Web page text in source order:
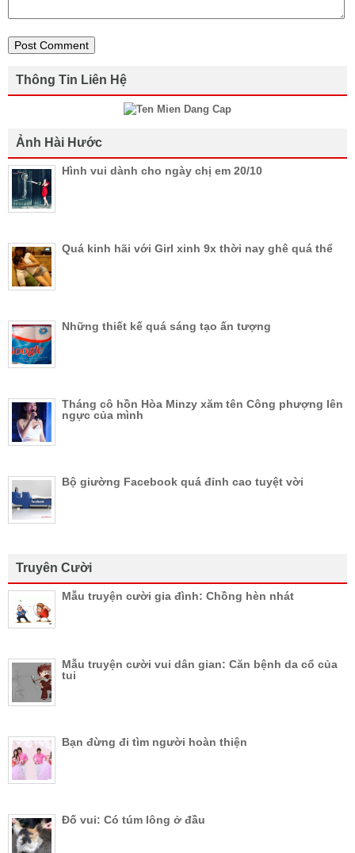
Thông Tin Liên Hệ
Ảnh Hài Hước
Hình vui dành cho ngày chị em 20/10
Quá kinh hãi với Girl xinh 9x thời nay ghê quá thể
Những thiết kế quá sáng tạo ấn tượng
Tháng cô hồn Hòa Minzy xăm tên Công phượng lên
ngực của mình
Bộ giường Facebook quá đỉnh cao tuyệt vời
Truyên Cười
Mẫu truyện cười gia đình: Chồng hèn nhát
Mẫu truyện cười vui dân gian: Căn bệnh da cổ của
tui
Bạn đừng đi tìm người hoàn thiện
Đố vui: Có túm lông ở đầu